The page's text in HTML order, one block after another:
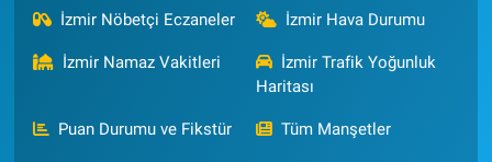
İzmir Nöbetçi Eczaneler İzmir Hava Durumu
İzmir Namaz Vakitleri
İzmir Trafik Yoğunluk
Haritası
Puan Durumu ve Fikstür Tüm Manşetler